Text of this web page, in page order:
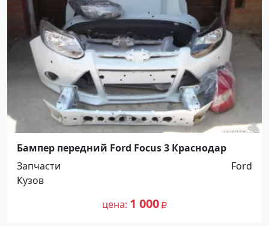
Бампер передний Ford Focus 3 Краснодар
Запчасти
Ford
Кузов
цена 1 000